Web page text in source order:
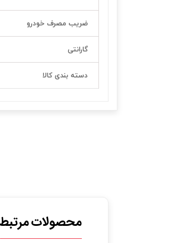
ضریب مصرف خودرو
گارانتی
دسته بندی کالا
محصولات